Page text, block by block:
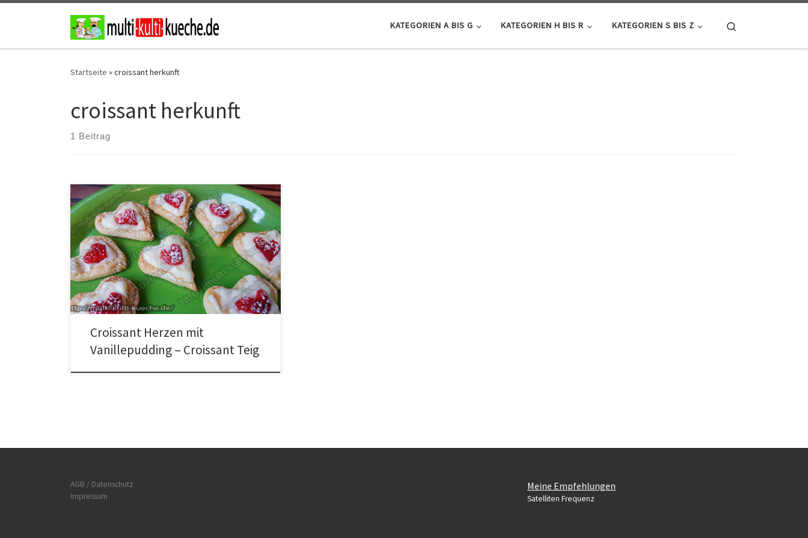
Zum Inhalt springen
KATEGORIEN A BIS G KATEGORIEN H BIS R KATEGORIEN S BIS Z
Startseite »croissant herkunft
croissant herkunft
1 Beitrag
Zutaten für Croissant Herzen 1 Päckchen
Vanillepuddingpulver1 Croissant TeigErdbeeren500ml
Milch2 E.L Zuckeretwas Puderzucker Zubereitung Den
Croissant Teig ausrollen und die Lücken verschließen.
Danach aus dem Teig Herzen ausstechen, diese auf
ein mit Backpapier belegtes Blech legen und bei
200°C goldbraun backen. In der Zwischenzeit 400ml
Milch in einen Topf geben […]
Croissant Herzen mit
Vanillepudding – Croissant Teig
AGB / Datenschutz
Impressum
Meine Empfehlungen
Satelliten Frequenz